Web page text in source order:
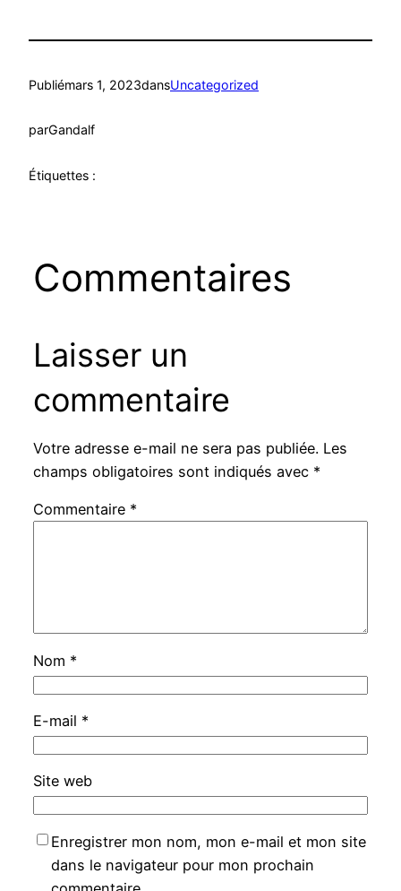
Publiémars 1, 2023dansUncategorized
parGandalf
Étiquettes :
Commentaires
Laisser un
commentaire
Votre adresse e-mail ne sera pas publiée. Les
champs obligatoires sont indiqués avec *
Commentaire *
Nom *
E-mail *
Site web
Enregistrer mon nom, mon e-mail et mon site
dans le navigateur pour mon prochain